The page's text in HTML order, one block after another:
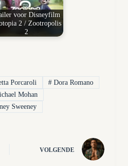
voor Disneyfilm
2 / Zootropolis
2
Porcaroli # Dora Romano
Mohan
Sweeney
VOLGENDE